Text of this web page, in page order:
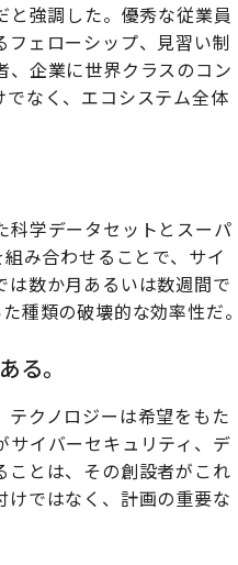
強調した。優秀な従業員
ェローシップ、見習い制
企業に世界クラスのコン
なく、エコシステム全体
科学データセットとスーパ
み合わせることで、サイ
数か月あるいは数週間で
種類の破壊的な効率性だ。
る。
クノロジーは希望をもた
サイバーセキュリティ、デ
ことは、その創設者がこれ
ではなく、計画の重要な